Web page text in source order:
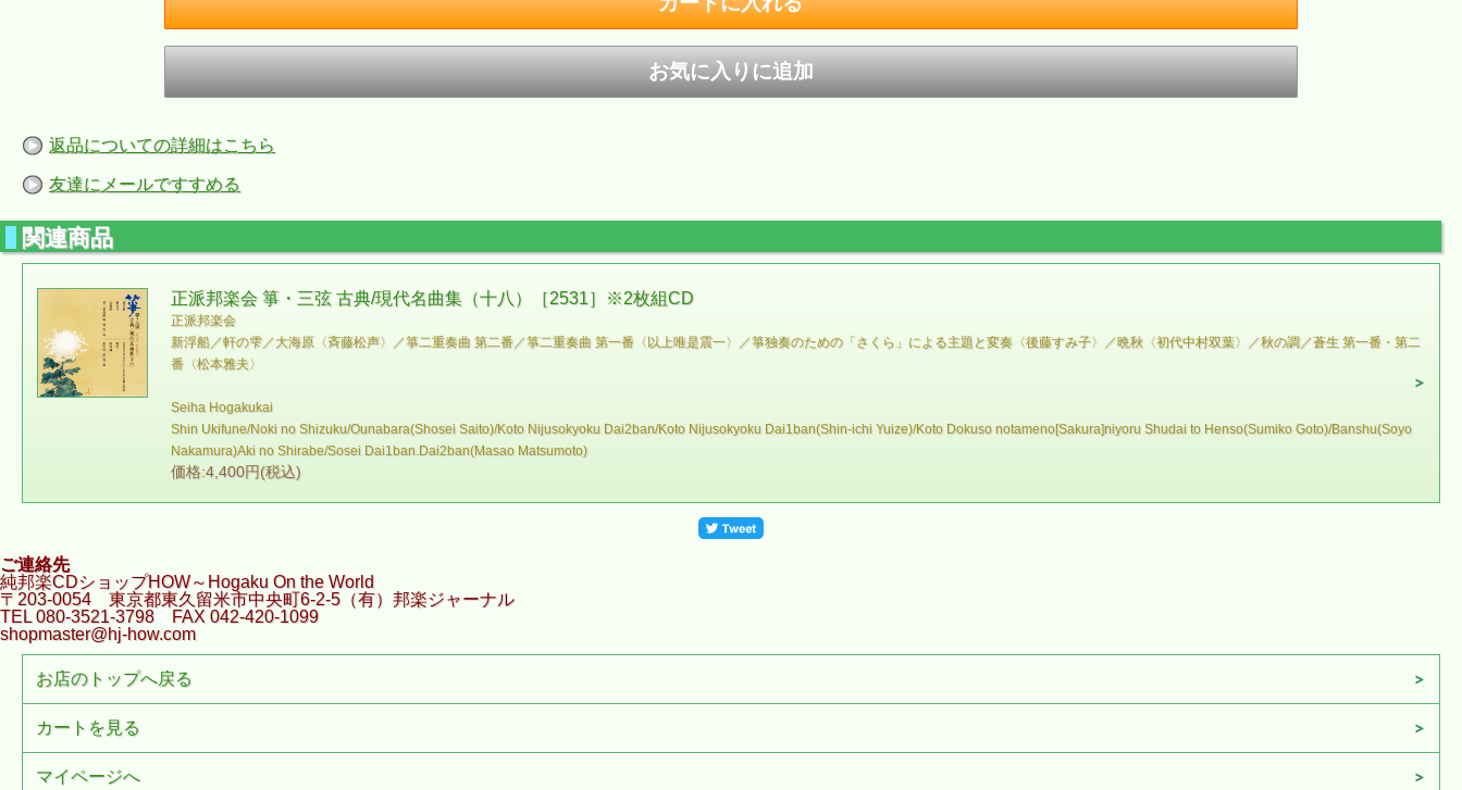
返品についての詳細はこちら
友達にメールですすめる
関連商品
正派邦楽会 箏・三弦 古典/現代名曲集（十八）［2531］※2枚組CD
正派邦楽会
新浮船／軒の雫／大海原〈斉藤松声〉／箏二重奏曲 第二番／箏二重奏曲 第一番〈以上唯是震一〉／箏独奏のための「さくら」による主題と変奏〈後藤すみ子〉／晩秋〈初代中村双葉〉／秋の調／蒼生 第一番・第二
番〈松本雅夫〉
Seiha Hogakukai
Shin Ukifune/Noki no Shizuku/Ounabara(Shosei Saito)/Koto Nijusokyoku Dai2ban/Koto Nijusokyoku Dai1ban(Shin-ichi Yuize)/Koto Dokuso notameno[Sakura]niyoru Shudai to Henso(Sumiko Goto)/Banshu(Soyo
Nakamura)Aki no Shirabe/Sosei Dai1ban.Dai2ban(Masao Matsumoto)
価格:4,400円(税込)
ご連絡先
純邦楽CDショップHOW～Hogaku On the World
〒203-0054 東京都東久留米市中央町6-2-5（有）邦楽ジャーナル
TEL 080-3521-3798 FAX 042-420-1099
shopmaster@hj-how.com
お店のトップへ戻る
カートを見る
マイページへ